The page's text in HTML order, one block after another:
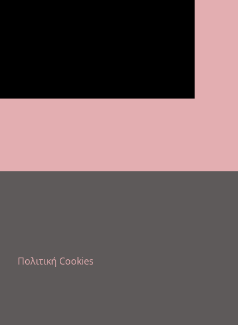
Πολιτική Cookies